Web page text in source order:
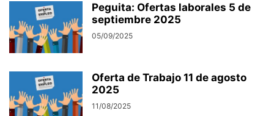
Peguita: Ofertas laborales 5 de
septiembre 2025
05/09/2025
Oferta de Trabajo 11 de agosto
2025
11/08/2025